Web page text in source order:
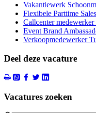
Vakantiewerk
Flexibele Parttime
Callcenter
Event Brand
Verkoopmedewerker
Deel deze vacature
Vacatures zoeken